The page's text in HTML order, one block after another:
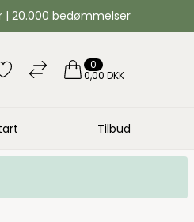
| 20.000 bedømmelser
0
0,00 DKK
Tilbud